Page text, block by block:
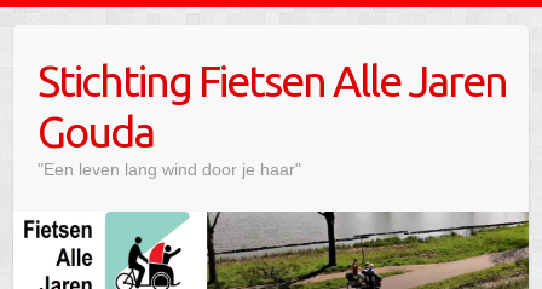
inhoudStichting Fietsen Alle Jaren
Gouda
"Een leven lang wind door je haar"